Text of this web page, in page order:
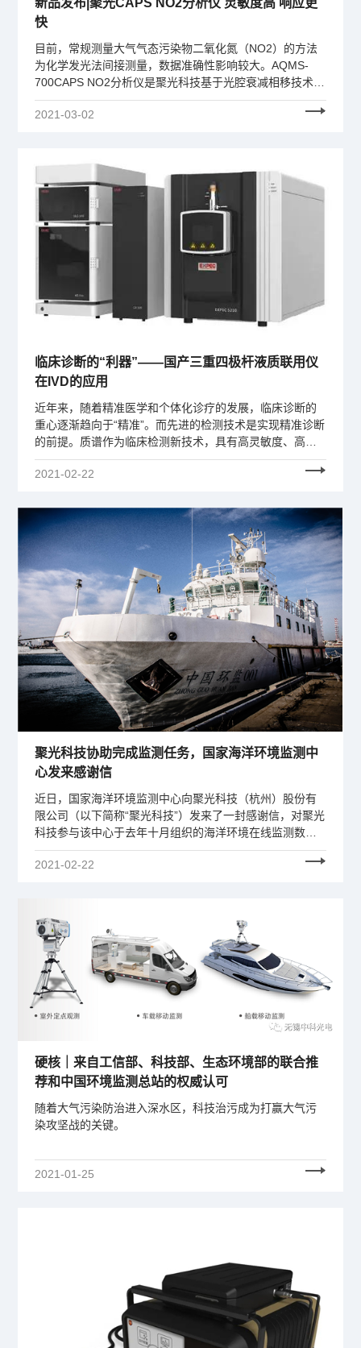
快
目前，常规测量大气气态污染物二氧化氮（NO2）的方法
为化学发光法间接测量，数据准确性影响较大。AQMS-
700CAPS NO2分析仪是聚光科技基于光腔衰减相移技术
（CAPS）研发的大气环境监测分析仪，该设备可直接测量
环境空气中的NO2浓度。
2021-03-02
临床诊断的“利器”——国产三重四极杆液质联用仪
在IVD的应用
近年来，随着精准医学和个体化诊疗的发展，临床诊断的
重心逐渐趋向于“精准”。而先进的检测技术是实现精准诊断
的前提。质谱作为临床检测新技术，具有高灵敏度、高特
异性、高准确度、线性范围宽及高通量等优点，实现定性
定量分析，在组学、精准医疗及临床医学中发挥着越来越
2021-02-22
聚光科技协助完成监测任务，国家海洋环境监测中
心发来感谢信
近日，国家海洋环境监测中心向聚光科技（杭州）股份有
限公司（以下简称“聚光科技”）发来了一封感谢信，对聚光
科技参与该中心于去年十月组织的海洋环境在线监测数据
比对工作表示了衷心的感谢。
2021-02-22
硬核｜来自工信部、科技部、生态环境部的联合推
荐和中国环境监测总站的权威认可
随着大气污染防治进入深水区，科技治污成为打赢大气污
染攻坚战的关键。
2021-01-25